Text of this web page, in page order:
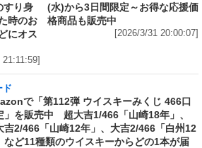
すり身
時のお
にオス
(水)から3日間限定～お得な応援価
格商品も販売中
[2026/3/31 20:00:07]
ド
で「第112弾 ウイスキーみくじ 466口
」を販売中 超大吉1/466「山崎18年」、
吉2/466「山崎12年」、大吉2/466「白州12
など11種類のウイスキーからどの1本が届